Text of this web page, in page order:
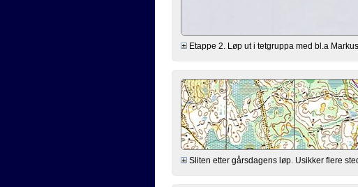
Etappe 2. Løp ut i tetgruppa med bl.a
Sliten etter gårsdagens løp. Usikker flere